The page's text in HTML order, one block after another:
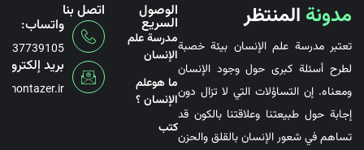
مدونة المنتظر
تعتبر مدرسة علم الإنسان بيئة خصبة
لطرح أسئلة كبرى حول وجود الإنسان
ومعناه. إن التساؤلات التي لا تزال دون
إجابة حول طبيعتنا وعلاقتنا بالكون قد
تساهم في شعور الإنسان بالقلق والحزن
الوصول
السريع
مدرسة علم
الإنسان
ما هوعلم
الإنسان ؟
کتب
اتصل بنا
واتساب:
بريد